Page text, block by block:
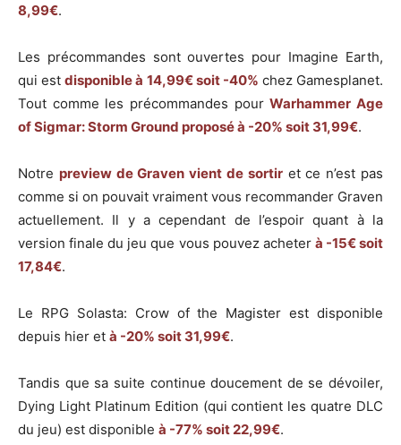
8,99€.
Les précommandes sont ouvertes pour Imagine Earth,
qui estdisponible à 14,99€ soit -40% chez Gamesplanet.
Tout comme les précommandes pourWarhammer Age
of Sigmar: Storm Ground proposé à -20% soit 31,99€.
Notre preview deGraven vient de sortiret ce n’est pas
comme si on pouvait vraiment vous recommander Graven
actuellement. Il y a cependant de l’espoir quant à la
version finale du jeu que vous pouvez acheter à -15€ soit
17,84€.
Le RPG Solasta: Crow of the Magister est disponible
depuis hier et à -20% soit 31,99€.
Tandis que sa suite continue doucement de se dévoiler,
Dying Light Platinum Edition (qui contient les quatre DLC
du jeu) est disponible à -77% soit 22,99€.